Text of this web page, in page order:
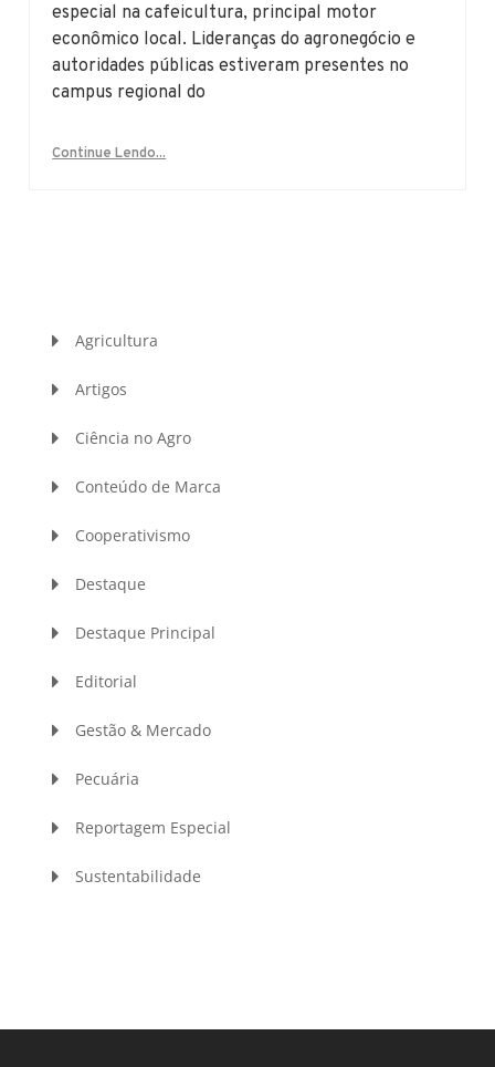
especial na cafeicultura, principal motor
econômico local. Lideranças do agronegócio e
autoridades públicas estiveram presentes no
campus regional do
Continue Lendo...
Agricultura
Artigos
Ciência no Agro
Conteúdo de Marca
Cooperativismo
Destaque
Destaque Principal
Editorial
Gestão & Mercado
Pecuária
Reportagem Especial
Sustentabilidade